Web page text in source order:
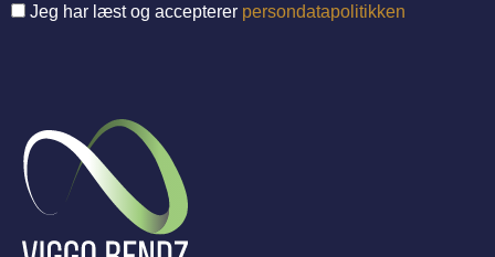
Jeg har læst og accepterer persondatapolitikken